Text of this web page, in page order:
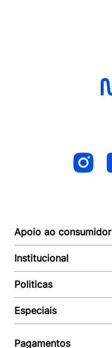
Apoio ao consumidor
Autoatendimento
Suporte e reparo
Acompanhar Entrega
Baixe o APP
Institucional
Quem somos
Revendedor
Seja um Revendedor
Trabalhe conosco
Politicas
Política de Entrega
Política de Pagamento
Política de Privacidade
Especiais
Pagamentos